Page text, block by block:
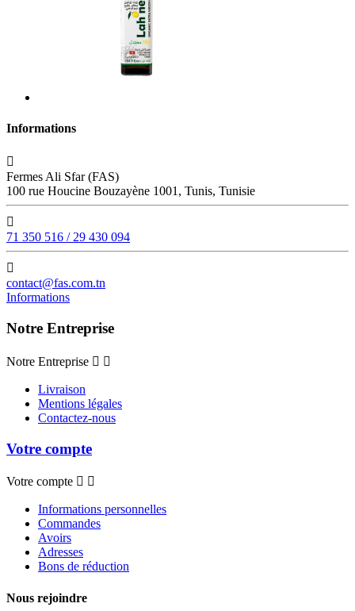
Informations

Fermes Ali Sfar (FAS)
100 rue Houcine Bouzayène 1001, Tunis, Tunisie

71 350 516 / 29 430 094

contact@fas.com.tn
Informations
Notre Entreprise
Notre Entreprise  
Livraison
Mentions légales
Contactez-nous
Votre compte
Votre compte  
Informations personnelles
Commandes
Avoirs
Adresses
Bons de réduction
Nous rejoindre